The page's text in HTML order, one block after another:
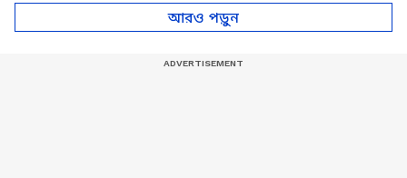
অভিযুক্ত
আরও পড়ুন